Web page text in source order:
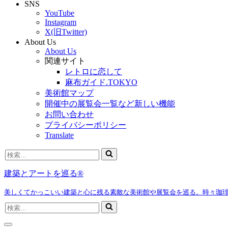
SNS
YouTube
Instagram
X(旧Twitter)
About Us
About Us
関連サイト
レトロに恋して
麻布ガイド.TOKYO
美術館マップ
開催中の展覧会一覧など新しい機能
お問い合わせ
プライバシーポリシー
Translate
検
索...
建築とアートを巡る®
美しくてかっこいい建築と心に残る素敵な美術館や展覧会を巡る。時々珈
検
索...